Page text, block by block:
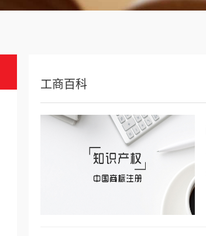
工商百科